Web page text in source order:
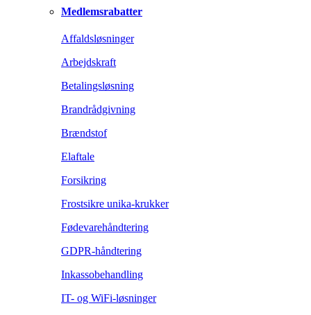
Medlemsrabatter
Affaldsløsninger
Arbejdskraft
Betalingsløsning
Brandrådgivning
Brændstof
Elaftale
Forsikring
Frostsikre unika-krukker
Fødevarehåndtering
GDPR-håndtering
Inkassobehandling
IT- og WiFi-løsninger